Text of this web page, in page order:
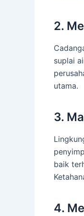
2.
suplai
utama.
3.
baik
4.